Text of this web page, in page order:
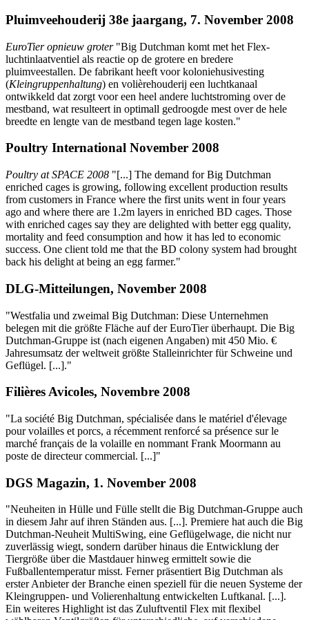
Pluimveehouderij 38e jaargang, 7. November 2008
EuroTier opnieuw groter"Big Dutchman komt met het Flex-
luchtinlaatventiel als reactie op de grotere en bredere
pluimveestallen. De fabrikant heeft voor koloniehusivesting
(Kleingruppenhaltung) en volièrehouderij een luchtkanaal
ontwikkeld dat zorgt voor een heel andere luchtstroming over de
mestband, wat resulteert in optimall gedroogde mest over de hele
breedte en lengte van de mestband tegen lage kosten."
Poultry International November 2008
Poultry at SPACE 2008 "[...] The demand for Big Dutchman
enriched cages is growing, following excellent production results
from customers in France where the first units went in four years
ago and where there are 1.2m layers in enriched BD cages. Those
with enriched cages say they are delighted with better egg quality,
mortality and feed consumption and how it has led to economic
success. One client told me that the BD colony system had brought
back his delight at being an egg farmer."
DLG-Mitteilungen, November 2008
"Westfalia und zweimal Big Dutchman: Diese Unternehmen
belegen mit die größte Fläche auf der EuroTier überhaupt. Die Big
Dutchman-Gruppe ist (nach eigenen Angaben) mit 450 Mio. €
Jahresumsatz der weltweit größte Stalleinrichter für Schweine und
Geflügel. [...]."
Filières Avicoles, Novembre 2008
"La société Big Dutchman, spécialisée dans le matériel d'élevage
pour volailles et porcs, a récemment renforcé sa présence sur le
marché français de la volaille en nommant Frank Moormann au
poste de directeur commercial. [...]"
DGS Magazin, 1. November 2008
"Neuheiten in Hülle und Fülle stellt die Big Dutchman-Gruppe auch
in diesem Jahr auf ihren Ständen aus. [...]. Premiere hat auch die Big
Dutchman-Neuheit MultiSwing, eine Geflügelwage, die nicht nur
zuverlässig wiegt, sondern darüber hinaus die Entwicklung der
Tiergröße über die Mastdauer hinweg ermittelt sowie die
Fußballentemperatur misst. Ferner präsentiert Big Dutchman als
erster Anbieter der Branche einen speziell für die neuen Systeme der
Kleingruppen- und Volierenhaltung entwickelten Luftkanal. [...].
Ein weiteres Highlight ist das Zuluftventil Flex mit flexibel